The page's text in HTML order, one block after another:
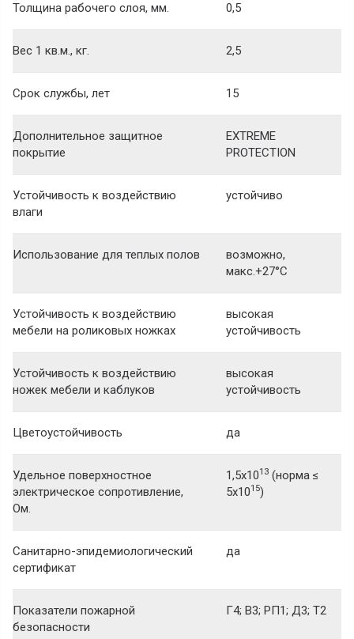
Толщина рабочего слоя, мм. 0,5
Вес 1 кв.м., кг. 2,5
Срок службы, лет 15
Дополнительное защитное
покрытие
EXTREME
PROTECTION
Устойчивость к воздействию
влаги
устойчиво
Использование для теплых полов
возможно,
макс.+27°С
Устойчивость к воздействию
мебели на роликовых ножках
высокая
устойчивость
Устойчивость к воздействию
ножек мебели и каблуков
высокая
устойчивость
Цветоустойчивость да
Удельное поверхностное
электрическое сопротивление,
Ом.
1,5x1013 (норма ≤
5x1015)
Санитарно-эпидемиологический
сертификат
да
Показатели пожарной
безопасности
Г4; В3; РП1; Д3; Т2